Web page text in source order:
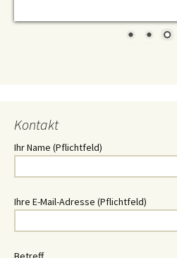
Kontakt
Ihr Name (Pflichtfeld)
Ihre E-Mail-Adresse (Pflichtfeld)